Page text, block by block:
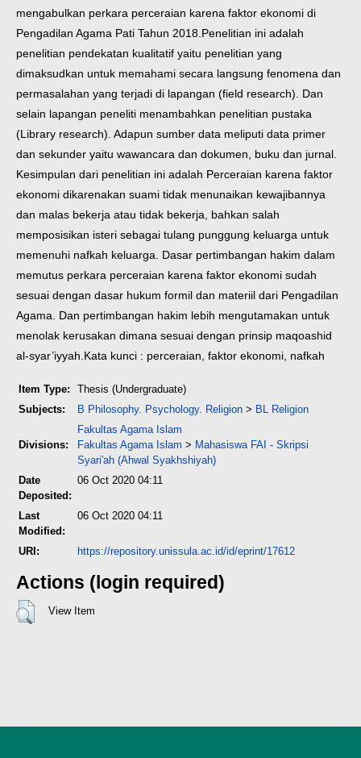
mengabulkan perkara perceraian karena faktor ekonomi di
Pengadilan Agama Pati Tahun 2018. Penelitian ini adalah
penelitian pendekatan kualitatif yaitu penelitian yang
dimaksudkan untuk memahami secara langsung fenomena dan
permasalahan yang terjadi di lapangan (field research). Dan
selain lapangan peneliti menambahkan penelitian pustaka
(Library research). Adapun sumber data meliputi data primer
dan sekunder yaitu wawancara dan dokumen, buku dan jurnal.
Kesimpulan dari penelitian ini adalah Perceraian karena faktor
ekonomi dikarenakan suami tidak menunaikan kewajibannya
dan malas bekerja atau tidak bekerja, bahkan salah
memposisikan isteri sebagai tulang punggung keluarga untuk
memenuhi nafkah keluarga. Dasar pertimbangan hakim dalam
memutus perkara perceraian karena faktor ekonomi sudah
sesuai dengan dasar hukum formil dan materiil dari Pengadilan
Agama. Dan pertimbangan hakim lebih mengutamakan untuk
menolak kerusakan dimana sesuai dengan prinsip maqoashid
al-syar’iyyah. Kata kunci : perceraian, faktor ekonomi, nafkah
Item Type:
Thesis (Undergraduate)
Subjects:
B Philosophy. Psychology. Religion > BL Religion
Divisions:
Fakultas Agama Islam
Fakultas Agama Islam > Mahasiswa FAI - Skripsi
Syari'ah (Ahwal Syakhshiyah)
Date
Deposited:
06 Oct 2020 04:11
Last
Modified:
06 Oct 2020 04:11
URI: https://repository.unissula.ac.id/id/eprint/17612
Actions (login required)
View Item